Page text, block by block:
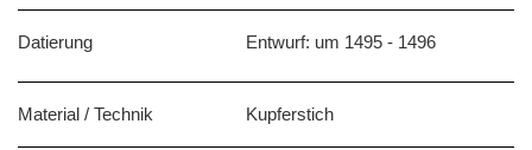
Datierung Entwurf: um 1495 - 1496
Material / Technik Kupferstich